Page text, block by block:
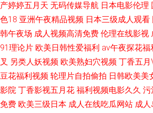
产婷婷五月天 无码传媒导航 日本电影伦理
色18 亚洲午夜精品视频 日本三级成人观看
韩午夜场 成人视频高清免费 伦理在线影视
91理论片 欧美日韩性爱福利 av午夜探花福
叉 另类人妖视频 欧美熟妇穴视频 丁香五月
豆花福利视频 轮理片自拍偷拍 日韩欧美美
影院 丁香影视五月花 福利视频电影久久 污
免费 欧美三级日本 成人在线吃瓜网站 成